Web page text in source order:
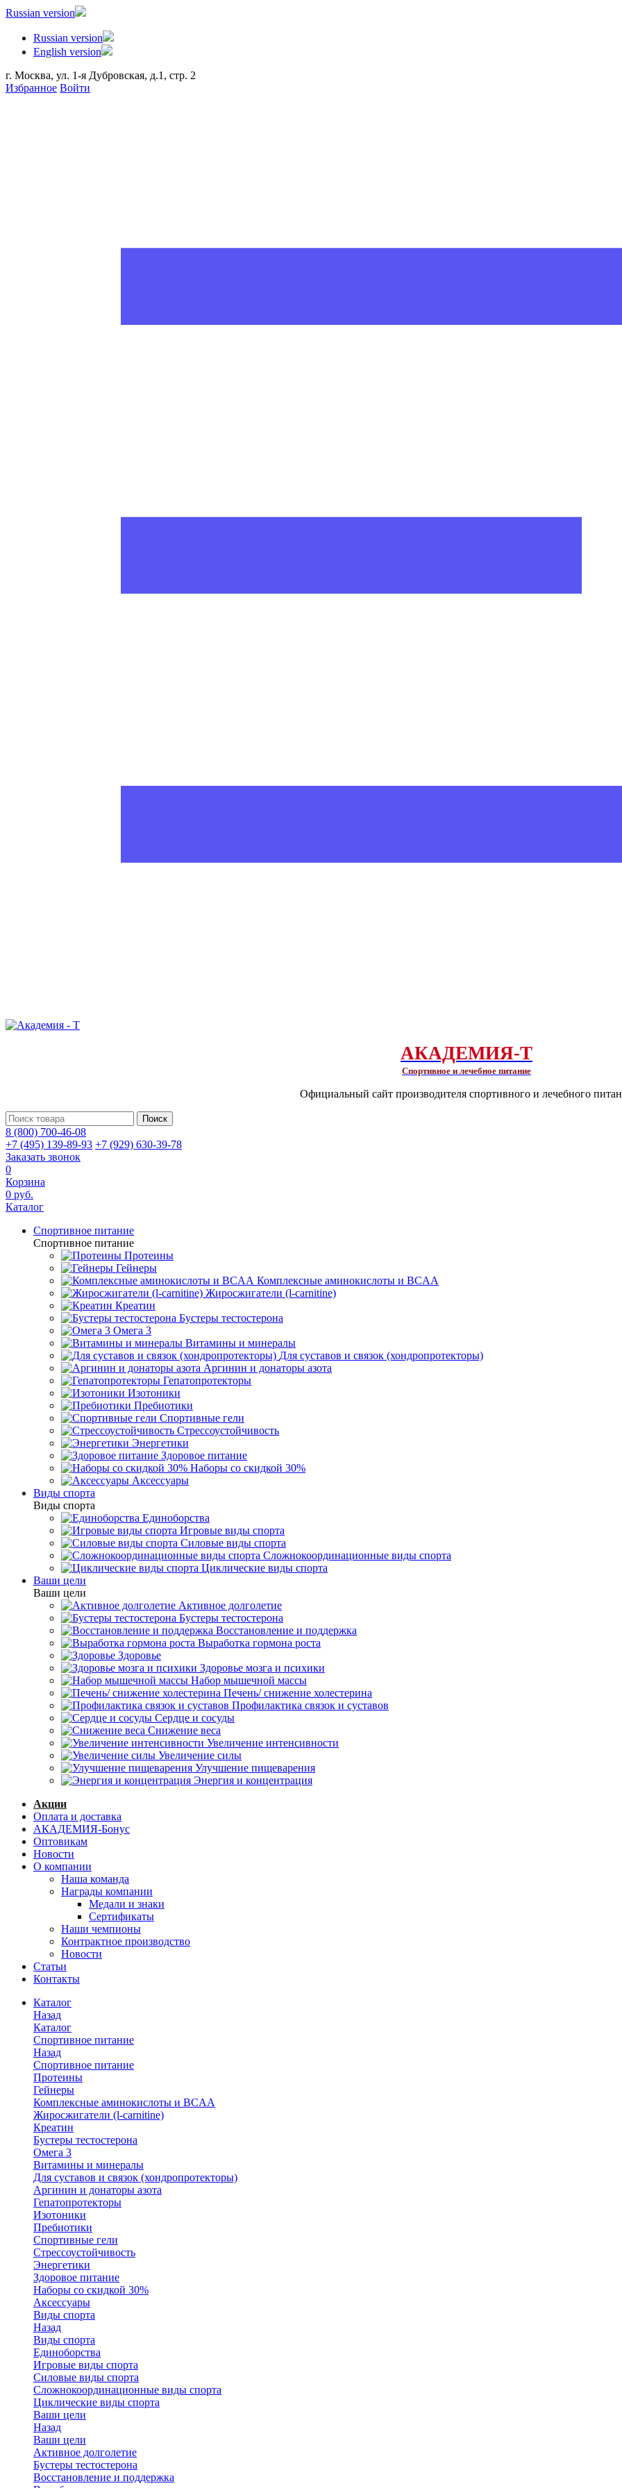
Russian version
Russian version
English version
г. Москва, ул. 1-я Дубровская, д.1, стр. 2
Избранное Войти
АКАДЕМИЯ-Т
Спортивное и лечебное питание
Официальный сайт производителя спортивного и лечебного
Поиск
8 (800) 700-46-08
+7 (495) 139-89-93 +7 (929) 630-39-78
Заказать звонок
0
Корзина
0 руб.
Каталог
Спортивное питание
Спортивное питание
Протеины
Гейнеры
Комплексные аминокислоты и BCAA
Жиросжигатели (l-carnitine)
Креатин
Бустеры тестостерона
Омега 3
Витамины и минералы
Для суставов и связок (хондропротекторы)
Аргинин и донаторы азота
Гепатопротекторы
Изотоники
Пребиотики
Спортивные гели
Стрессоустойчивость
Энергетики
Здоровое питание
Наборы со скидкой 30%
Аксессуары
Виды спорта
Виды спорта
Единоборства
Игровые виды спорта
Силовые виды спорта
Сложнокоординационные виды спорта
Циклические виды спорта
Ваши цели
Ваши цели
Активное долголетие
Бустеры тестостерона
Восстановление и поддержка
Выработка гормона роста
Здоровье
Здоровье мозга и психики
Набор мышечной массы
Печень/ снижение холестерина
Профилактика связок и суставов
Сердце и сосуды
Снижение веса
Увеличение интенсивности
Увеличение силы
Улучшение пищеварения
Энергия и концентрация
Акции
Оплата и доставка
АКАДЕМИЯ-Бонус
Оптовикам
Новости
О компании
Наша команда
Награды компании
Медали и знаки
Сертификаты
Наши чемпионы
Контрактное производство
Новости
Статьи
Контакты
Каталог
Назад
Каталог
Спортивное питание
Назад
Спортивное питание
Протеины
Гейнеры
Комплексные аминокислоты и BCAA
Жиросжигатели (l-carnitine)
Креатин
Бустеры тестостерона
Омега 3
Витамины и минералы
Для суставов и связок (хондропротекторы)
Аргинин и донаторы азота
Гепатопротекторы
Изотоники
Пребиотики
Спортивные гели
Стрессоустойчивость
Энергетики
Здоровое питание
Наборы со скидкой 30%
Аксессуары
Виды спорта
Назад
Виды спорта
Единоборства
Игровые виды спорта
Силовые виды спорта
Сложнокоординационные виды спорта
Циклические виды спорта
Ваши цели
Назад
Ваши цели
Активное долголетие
Бустеры тестостерона
Восстановление и поддержка